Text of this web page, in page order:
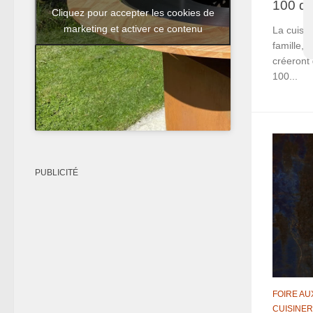
100
La
famille,
créeront
100...
FOIRE
CUISINER
Cliquez pour accepter les cookies de
marketing et activer ce contenu
PUBLICITÉ